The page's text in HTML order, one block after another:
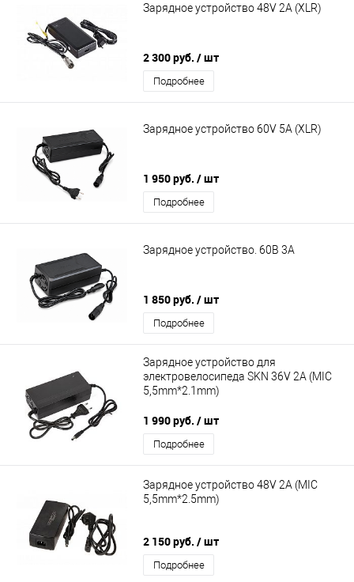
Зарядное устройство 48V 2A (XLR)
2 300 руб. / шт
Подробнее
Зарядное устройство 60V 5A (XLR)
1 950 руб. / шт
Подробнее
Зарядное устройство. 60В 3А
1 850 руб. / шт
Подробнее
Зарядное устройство для
электровелосипеда SKN 36V 2A (MIC
5,5mm*2.1mm)
1 990 руб. / шт
Подробнее
Зарядное устройство 48V 2A (MIC
5,5mm*2.5mm)
2 150 руб. / шт
Подробнее